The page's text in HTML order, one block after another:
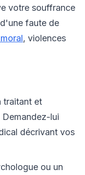
votre souffrance
faute de
, violences
traitant et
lui
décrivant vos
ou un